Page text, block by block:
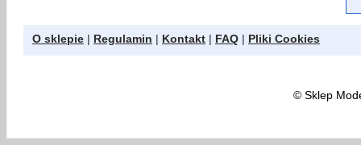
O sklepie | Regulamin | Kontakt | FAQ | Pliki Cookies
©Sklep